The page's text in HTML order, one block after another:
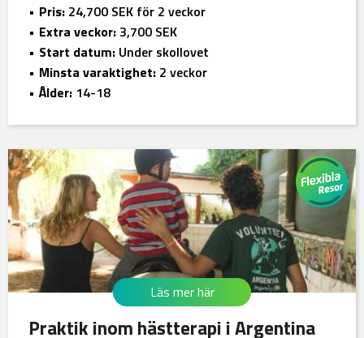
Pris: 24,700 SEK för 2 veckor
Extra veckor:3,700 SEK
Start datum: Under skollovet
Minsta varaktighet: 2 veckor
Ålder: 14-18
Praktik inom hästterapi i Argentina
Läs mer här